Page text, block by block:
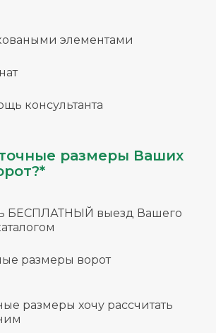
элементами
консультанта
размеры Ваших
БЕСПЛАТНЫЙ выезд Вашего
размеры ворот
размеры хочу рассчитать